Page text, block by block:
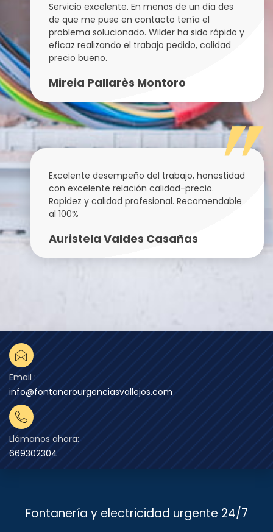
Servicio excelente. En menos de un día des
de que me puse en contacto tenía el
problema solucionado. Wilder ha sido rápido y
eficaz realizando el trabajo pedido, calidad
precio bueno.
Mireia Pallarès Montoro
Excelente desempeño del trabajo, honestidad
con excelente relación calidad-precio.
Rapidez y calidad profesional. Recomendable
al 100%
Auristela Valdes Casañas
Email :
info@fontanerourgenciasvallejos.com
Llámanos ahora:
669302304
Fontanería y electricidad urgente 24/7